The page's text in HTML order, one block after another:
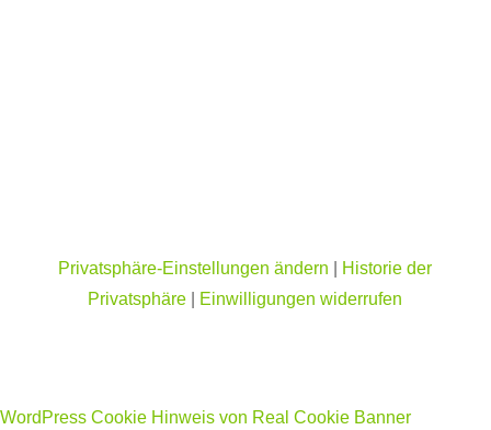
Privatsphäre-Einstellungen ändern
Historie der
Privatsphäre
Einwilligungen widerrufen
WordPress Cookie Hinweis von Real Cookie Banner